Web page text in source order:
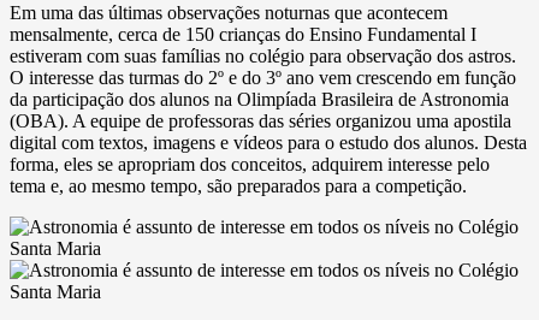
Em uma das últimas observações noturnas que acontecem
mensalmente, cerca de 150 crianças do Ensino Fundamental I
estiveram com suas famílias no colégio para observação dos astros.
O interesse das turmas do 2º e do 3º ano vem crescendo em função
da participação dos alunos na Olimpíada Brasileira de Astronomia
(OBA). A equipe de professoras das séries organizou uma apostila
digital com textos, imagens e vídeos para o estudo dos alunos. Desta
forma, eles se apropriam dos conceitos, adquirem interesse pelo
tema e, ao mesmo tempo, são preparados para a competição.